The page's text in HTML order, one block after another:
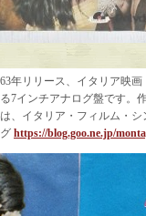
年リリース、イタリア映
7インチアナログ盤です。
、イタリア・フィルム・
https://blog.goo.ne.jp/